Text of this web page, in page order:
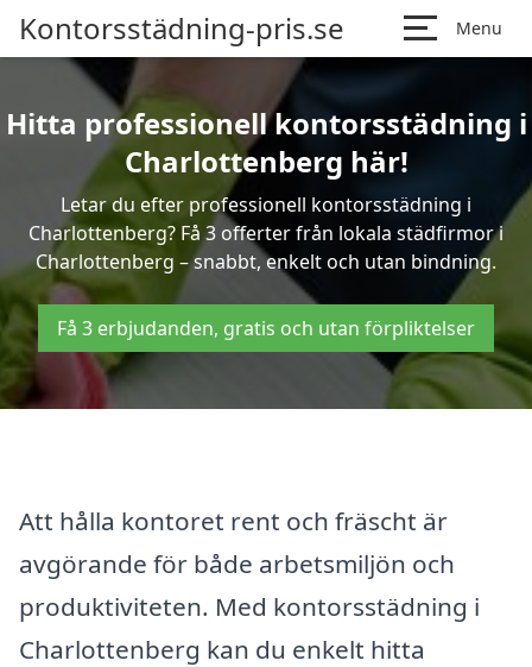
Kontorsstädning-pris.se Menu
Hitta professionell kontorsstädning i
Charlottenberg här!
Letar du efter professionell kontorsstädning i
Charlottenberg? Få 3 offerter från lokala städfirmor i
Charlottenberg – snabbt, enkelt och utan bindning.
Få 3 erbjudanden, gratis och utan förpliktelser
Att hålla kontoret rent och fräscht är
avgörande för både arbetsmiljön och
produktiviteten. Med kontorsstädning i
Charlottenberg kan du enkelt hitta